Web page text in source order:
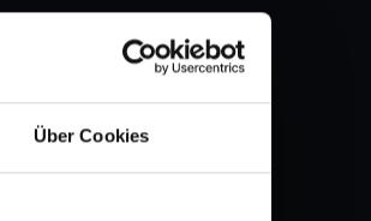
Über Cookies